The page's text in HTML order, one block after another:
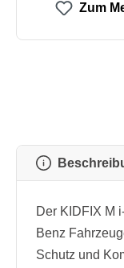
Zum
Der KIDFIX M
Benz
Schutz und